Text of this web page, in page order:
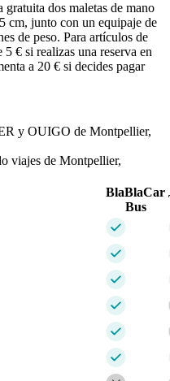
dos maletas de mano
cm, junto con un equipaje de
de peso. Para artículos de
€ si realizas una reserva en
a 20 € si decides pagar
y OUIGO de Montpellier,
viajes de Montpellier,
BlaBlaCar
Bus